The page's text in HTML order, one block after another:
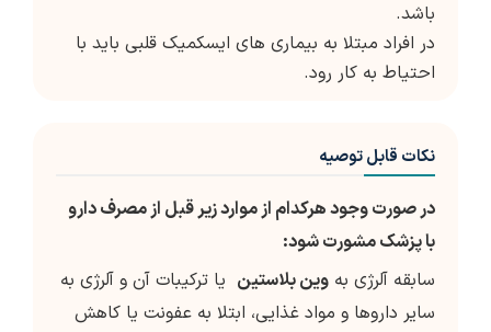
باشد.
در افراد مبتلا به بیماری های ایسکمیک قلبی باید با
احتیاط به کار رود.
نکات قابل توصیه
در صورت وجود هرکدام از موارد زیر قبل از مصرف دارو
با پزشک مشورت شود:
سابقه آلرژی به وین بلاستین یا ترکیبات آن و آلرژی به
سایر داروها و مواد غذایی، ابتلا به عفونت یا کاهش